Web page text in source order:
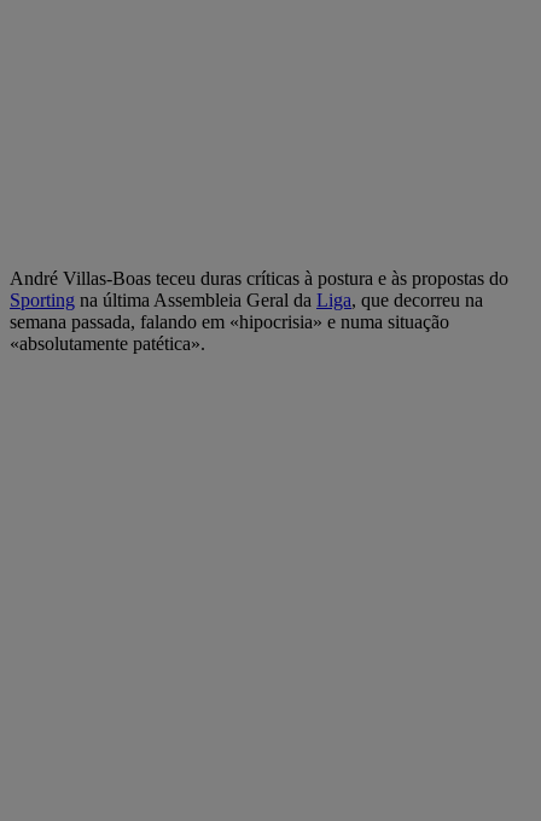
André Villas-Boas teceu duras críticas à postura e às propostas do
Sporting na última Assembleia Geral da Liga, que decorreu na
semana passada, falando em «hipocrisia» e numa situação
«absolutamente patética».